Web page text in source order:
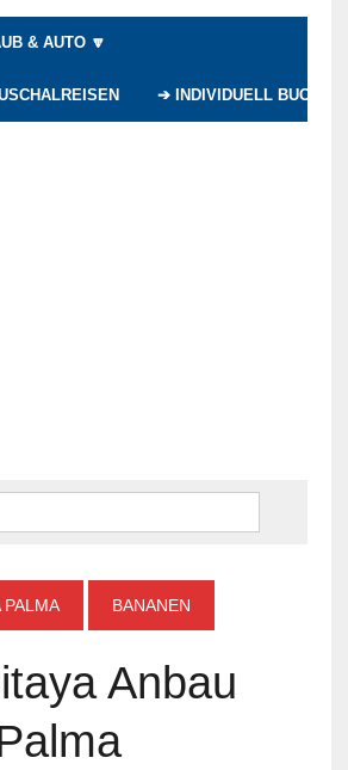
& AUTO 🔽
➔ INDIVIDUELL BUCHEN
PALMA BANANEN
Anbau